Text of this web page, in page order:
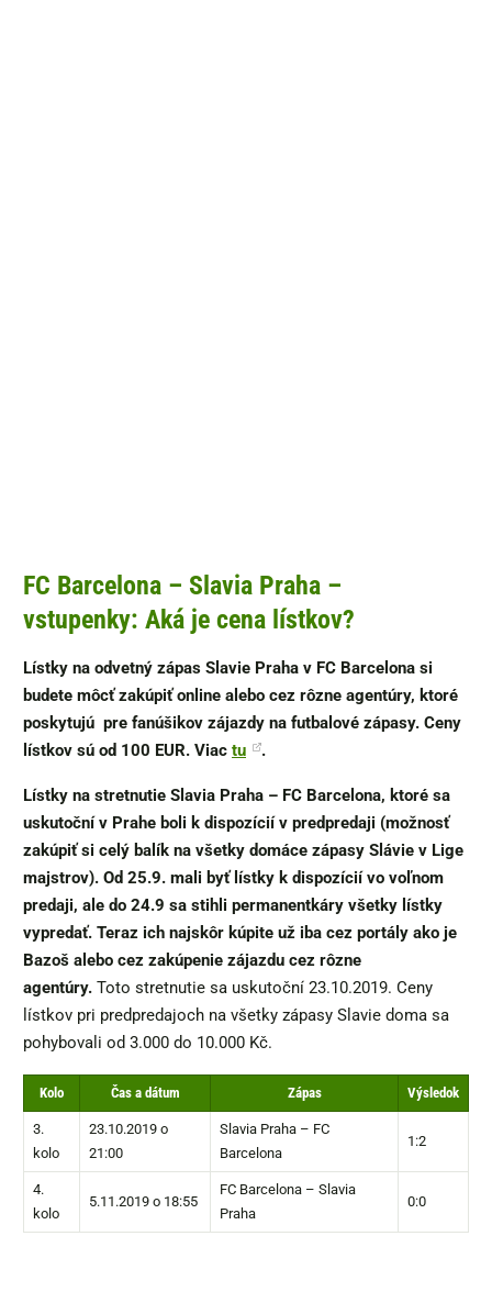
FC Barcelona – Slavia Praha –
vstupenky: Aká je cena lístkov?
Lístky na odvetný zápas Slavie Praha v FC Barcelona si
budete môcť zakúpiť online alebo cez rôzne agentúry, ktoré
poskytujú pre fanúšikov zájazdy na futbalové zápasy. Ceny
lístkov sú od 100 EUR. Viac tu .
Lístky na stretnutie Slavia Praha – FC Barcelona, ktoré sa
uskutoční v Prahe boli k dispozícií v predpredaji (možnosť
zakúpiť si celý balík na všetky domáce zápasy Slávie v Lige
majstrov). Od 25.9. mali byť lístky k dispozícií vo voľnom
predaji, ale do 24.9 sa stihli permanentkáry všetky lístky
vypredať. Teraz ich najskôr kúpite už iba cez portály ako je
Bazoš alebo cez zakúpenie zájazdu cez rôzne
agentúry. Toto stretnutie sa uskutoční 23.10.2019. Ceny
lístkov pri predpredajoch na všetky zápasy Slavie doma sa
pohybovali od 3.000 do 10.000 Kč.
Kolo Čas a dátum Zápas Výsledok
3.
kolo
23.10.2019 o
21:00
Slavia Praha – FC
Barcelona
1:2
4.
kolo
5.11.2019 o 18:55
FC Barcelona – Slavia
Praha
0:0